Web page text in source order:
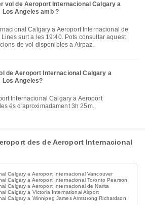
vol de Aeroport Internacional Calgary a
Angeles amb ?
surt a les 19:40. Pots consultar aquest
de vol disponibles a Airpaz.
de Aeroport Internacional Calgary a
Los Angeles?
és d'aproximadament 3h 25m.
des de Aeroport Internacional
Calgary a Aeroport Internacional Vancouver
Calgary a Aeroport Internacional Toronto Pearson
Calgary a Aeroport Internacional de Narita
Calgary a Victoria International Airport
Calgary a Winnipeg James Armstrong Richardson